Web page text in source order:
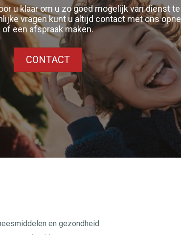
u klaar om u zo goed mogelijk van dienst
vragen kunt u altijd contact met ons
of een afspraak maken.
CONTACT
en gezondheid.